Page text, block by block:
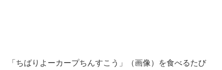
「ちばりよーカープちんすこう」（画像）を食べるたび